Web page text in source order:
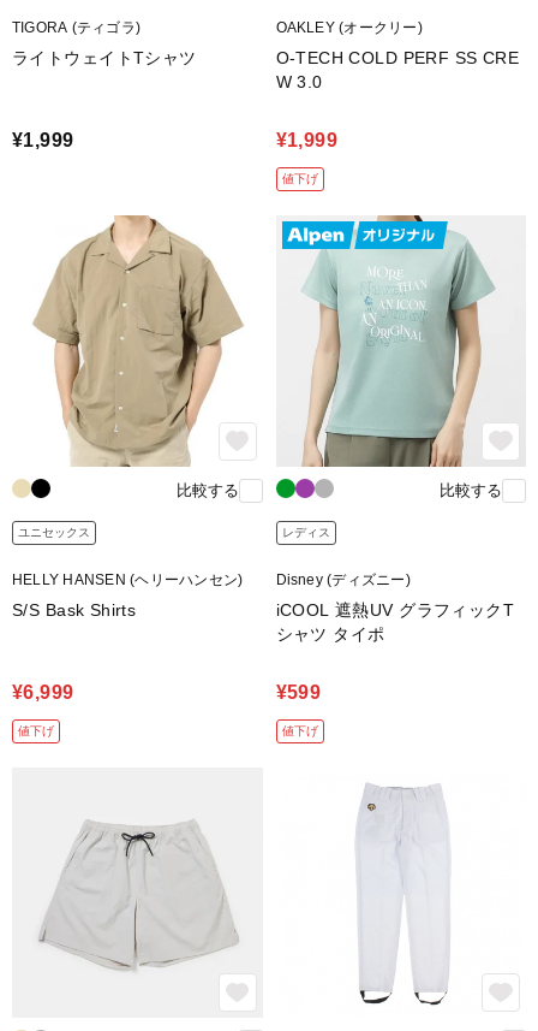
TIGORA (ティゴラ)
ライトウェイトTシャツ
¥1,999
OAKLEY (オークリー)
O-TECH COLD PERF SS CRE
W 3.0
¥1,999
値下げ
比較する
ユニセックス
HELLY HANSEN (ヘリーハンセン)
S/S Bask Shirts
¥6,999
値下げ
比較する
レディス
Disney (ディズニー)
iCOOL 遮熱UV グラフィックT
シャツ タイポ
¥599
値下げ